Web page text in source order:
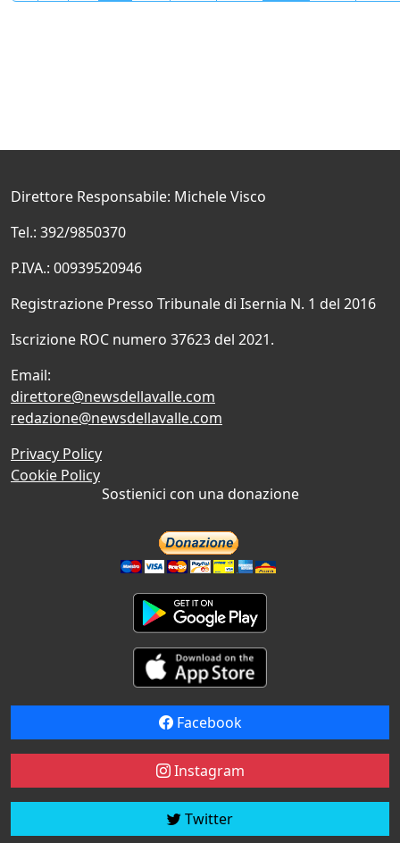
Direttore Responsabile: Michele Visco
Tel.: 392/9850370
P.IVA.: 00939520946
Registrazione Presso Tribunale di Isernia N. 1 del 2016
Iscrizione ROC numero 37623 del 2021.
Email:
direttore@newsdellavalle.com
redazione@newsdellavalle.com
Privacy Policy
Cookie Policy
Sostienici con una donazione
Facebook
Instagram
Twitter